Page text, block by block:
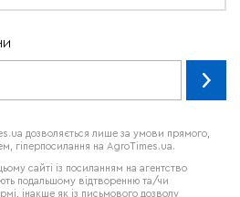
дозволяється лише за умови прямого,
гіперпосилання на AgroTimes.ua.
сайті із посиланням на агентство
подальшому відтворенню та/чи
інакше як із письмового дозволу